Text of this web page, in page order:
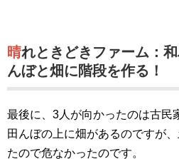
晴れときどきファーム：和ハーブ 裏にある田
んぼと畑に階段を作る！
最後に、3人が向かったのは古民
田んぼの上に畑があるのですが
たので危なかったのです。